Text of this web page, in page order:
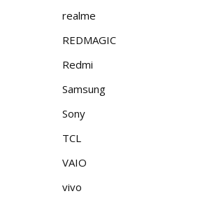
realme
REDMAGIC
Redmi
Samsung
Sony
TCL
VAIO
vivo